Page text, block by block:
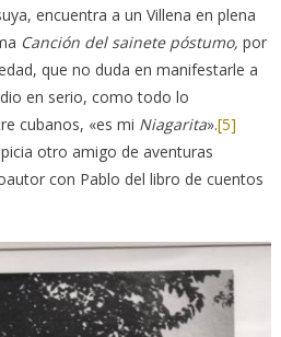
encuentra a un Villena en plena
Canción del sainete póstumo, por
que no duda en manifestarle a
en serio, como todo lo
cubanos, «es mi Niagarita».[5]
otro amigo de aventuras
con Pablo del libro de cuentos